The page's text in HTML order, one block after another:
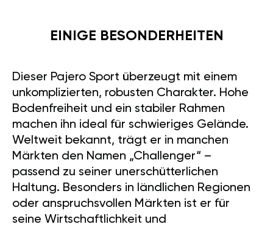
EINIGE BESONDERHEITEN
Dieser Pajero Sport überzeugt mit einem
unkomplizierten, robusten Charakter. Hohe
Bodenfreiheit und ein stabiler Rahmen
machen ihn ideal für schwieriges Gelände.
Weltweit bekannt, trägt er in manchen
Märkten den Namen „Challenger“ –
passend zu seiner unerschütterlichen
Haltung. Besonders in ländlichen Regionen
oder anspruchsvollen Märkten ist er für
seine Wirtschaftlichkeit und